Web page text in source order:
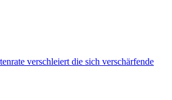
verschleiert die sich verschärfende